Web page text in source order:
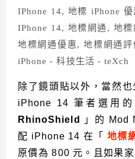
除了鏡頭貼以外，當然
iPhone 14 筆者選用
RhinoShield
」的 Mod
配 iPhone 14 在「 地標
原價為 800 元。且如果